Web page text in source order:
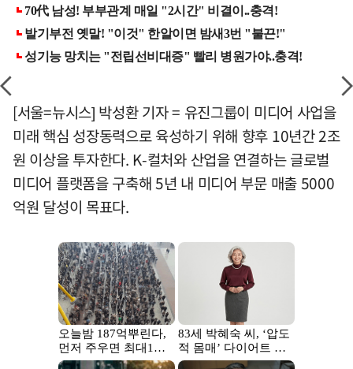
[서울=뉴시스] 박성환 기자 = 유진그룹이 미디어 사업을
미래 핵심 성장동력으로 육성하기 위해 향후 10년간 2조
원 이상을 투자한다. K-컬처와 산업을 연결하는 글로벌
미디어 플랫폼을 구축해 5년 내 미디어 부문 매출 5000
억원 달성이 목표다.